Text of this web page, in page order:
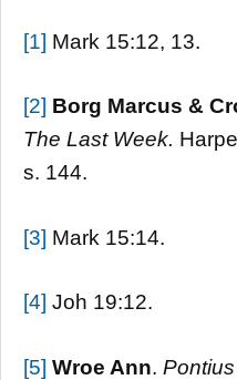
[1] Mark 15:12, 13.
[2] Borg Marcus &
The Last Week.
s. 144.
[3] Mark 15:14.
[4] Joh 19:12.
[5] Wroe Ann.